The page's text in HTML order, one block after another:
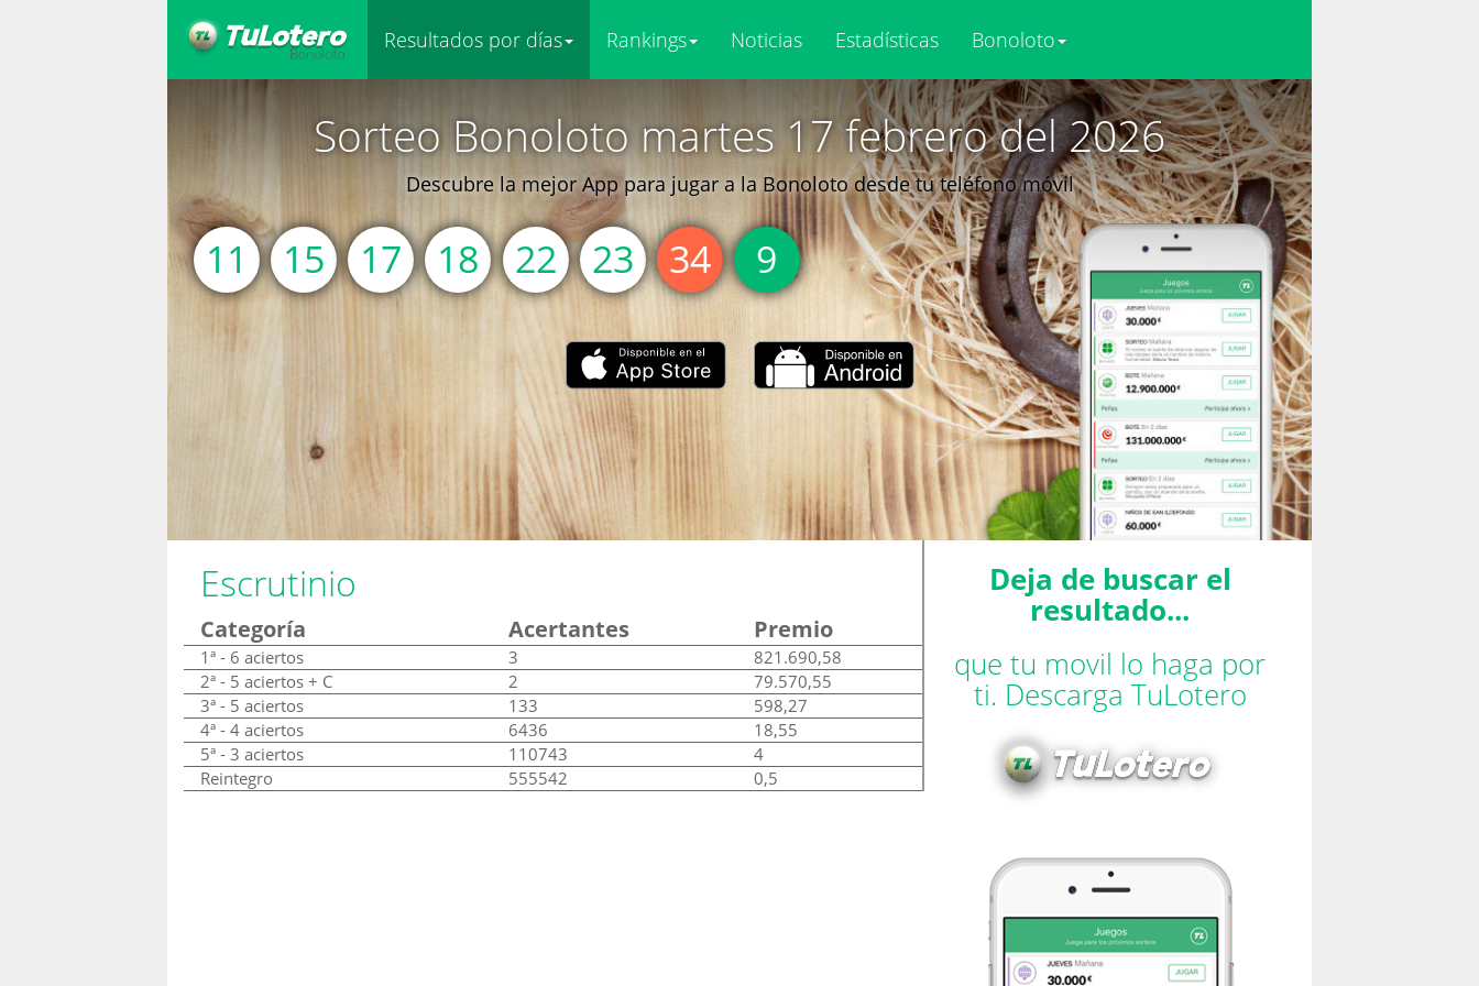
Resultados por días Rankings Noticias Estadísticas Bonoloto
Sorteo Bonoloto martes 17 febrero del 2026
Descubre la mejor App para jugar a la Bonoloto desde tu teléfono móvil
11 15 17 18 22 23 34 9
Escrutinio
Categoría Acertantes Premio
1ª - 6 aciertos 3
821.690,58
2ª - 5 aciertos + C
2
79.570,55
3ª - 5 aciertos
133
598,27
4ª - 4 aciertos
6436
18,55
5ª - 3 aciertos
110743
4
Reintegro
555542 0,5
Deja de buscar el
resultado...
que tu movil lo haga por
ti. Descarga TuLotero